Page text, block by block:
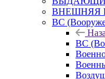
ВНЕШНЯЯ
ВС
ВС